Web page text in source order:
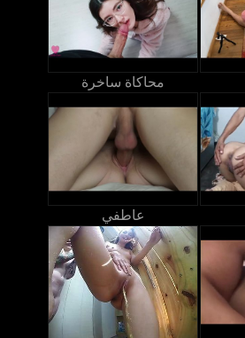
محاكاة ساخرة
عاطفي